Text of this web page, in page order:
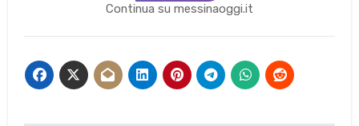
Continua su messinaoggi.it